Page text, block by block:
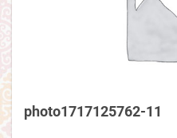
photo1717125762-11